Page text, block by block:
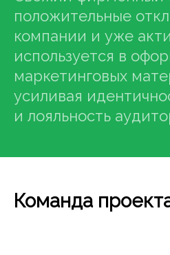
положительные
компании и уже
используется в
маркетинговых
усиливая
и лояльность
Команда
Соглашение
об использовании
и СОУТ. 18+
Является частью